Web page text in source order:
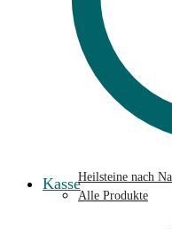
KasseHeilsteine nach
Alle Produkte